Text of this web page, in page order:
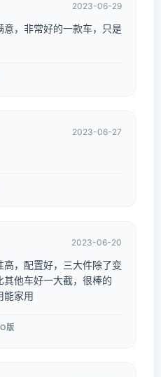
2023-06-29
，非常好的一款车，只是
2023-06-27
2023-06-20
，配置好，三大件除了变
他车好一大截，很棒的
能家用
版